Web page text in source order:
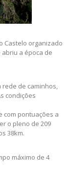
Castelo organizado
a época de
rede de caminhos,
condições
com pontuações a
o pleno de 209
38km.
máximo de 4